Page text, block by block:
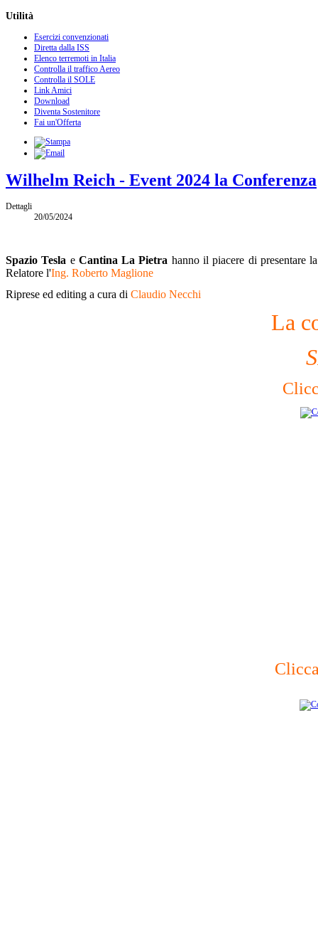
Utilità
Esercizi convenzionati
Diretta dalla ISS
Elenco terremoti in Italia
Controlla il traffico Aereo
Controlla il SOLE
Link Amici
Download
Diventa Sostenitore
Fai un'Offerta
Wilhelm Reich - Event 2024 la Conferenza
Dettagli
20/05/2024
Spazio Tesla e Cantina La Pietra hanno il piacere di presentare
Relatore l'Ing. Roberto Maglione
Riprese ed editing a cura di Claudio Necchi
La